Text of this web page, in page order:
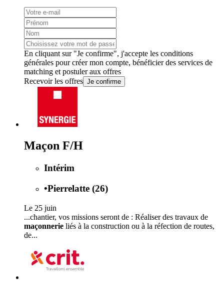
En cliquant sur "Je confirme", j'accepte les conditions
générales pour créer mon compte, bénéficier des services de
matching et postuler aux offres
Recevoir les offres Je confirme
Maçon F/H
Intérim
•Pierrelatte (26)
Le 25 juin
...chantier, vos missions seront de : Réaliser des travaux de
maçonnerie liés à la construction ou à la réfection de routes,
de...